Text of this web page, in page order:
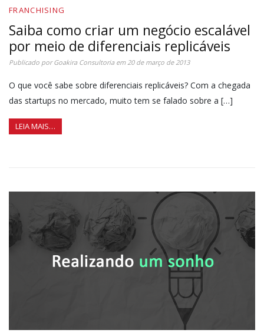
FRANCHISING
Saiba como criar um negócio escalável
por meio de diferenciais replicáveis
Publicado porGoakira Consultoriaem20 de março de 2013
O que você sabe sobre diferenciais replicáveis? Com a chegada
das startups no mercado, muito tem se falado sobre a […]
LEIA MAIS…